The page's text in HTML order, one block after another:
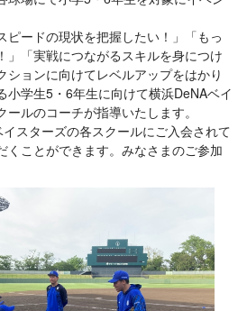
ピードの現状を把握したい！」「もっ
」「実戦につながるスキルを身につけ
ションに向けてレベルアップをはかり
小学生5・6年生に向けて横浜DeNAベイ
ルのコーチが指導いたします。
スターズの各スクールにご入会されて
くことができます。みなさまのご参加